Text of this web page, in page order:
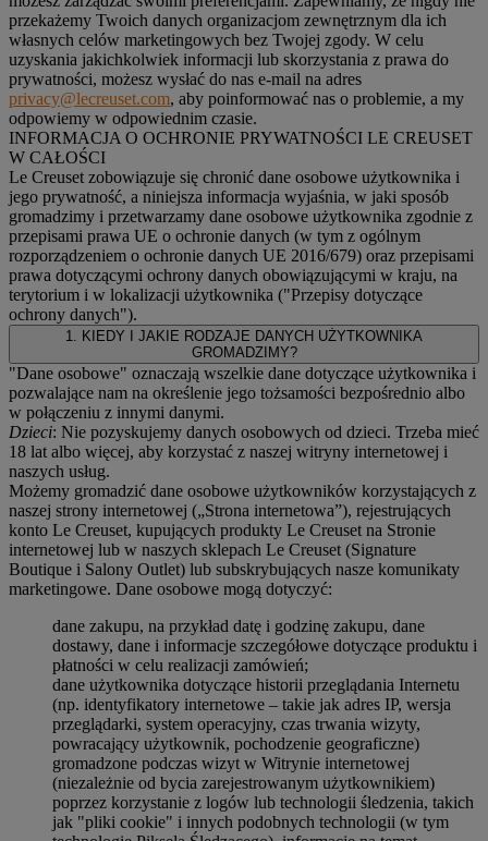
przekażemy Twoich danych organizacjom zewnętrznym dla ich
własnych celów marketingowych bez Twojej zgody. W celu
uzyskania jakichkolwiek informacji lub skorzystania z prawa do
prywatności, możesz wysłać do nas e-mail na adres
privacy@lecreuset.com, aby poinformować nas o problemie, a my
odpowiemy w odpowiednim czasie.
INFORMACJA O OCHRONIE PRYWATNOŚCI LE CREUSET
W CAŁOŚCI
Le Creuset zobowiązuje się chronić dane osobowe użytkownika i
jego prywatność, a niniejsza informacja wyjaśnia, w jaki sposób
gromadzimy i przetwarzamy dane osobowe użytkownika zgodnie z
przepisami prawa UE o ochronie danych (w tym z ogólnym
rozporządzeniem o ochronie danych UE 2016/679) oraz przepisami
prawa dotyczącymi ochrony danych obowiązującymi w kraju, na
terytorium i w lokalizacji użytkownika ("Przepisy dotyczące
ochrony danych").
1. KIEDY I JAKIE RODZAJE DANYCH UŻYTKOWNIKA
GROMADZIMY?
"Dane osobowe" oznaczają wszelkie dane dotyczące użytkownika i
pozwalające nam na określenie jego tożsamości bezpośrednio albo
w połączeniu z innymi danymi.
Dzieci: Nie pozyskujemy danych osobowych od dzieci. Trzeba mieć
18 lat albo więcej, aby korzystać z naszej witryny internetowej i
naszych usług.
Możemy gromadzić dane osobowe użytkowników korzystających z
naszej strony internetowej („Strona internetowa”), rejestrujących
konto Le Creuset, kupujących produkty Le Creuset na Stronie
internetowej lub w naszych sklepach Le Creuset (Signature
Boutique i Salony Outlet) lub subskrybujących nasze komunikaty
marketingowe. Dane osobowe mogą dotyczyć:
dane zakupu, na przykład datę i godzinę zakupu, dane
dostawy, dane i informacje szczegółowe dotyczące produktu i
płatności w celu realizacji zamówień;
dane użytkownika dotyczące historii przeglądania Internetu
(np. identyfikatory internetowe – takie jak adres IP, wersja
przeglądarki, system operacyjny, czas trwania wizyty,
powracający użytkownik, pochodzenie geograficzne)
gromadzone podczas wizyt w Witrynie internetowej
(niezależnie od bycia zarejestrowanym użytkownikiem)
poprzez korzystanie z logów lub technologii śledzenia, takich
jak "pliki cookie" i innych podobnych technologii (w tym